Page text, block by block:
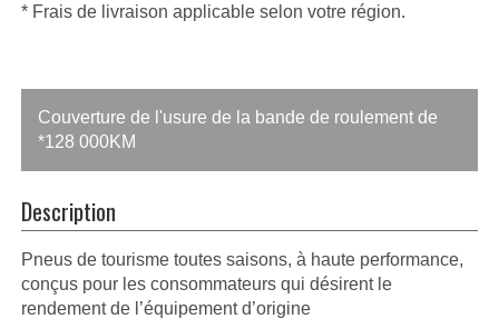
* Frais de livraison applicable selon votre région.
Couverture de l'usure de la bande de roulement de
*128 000KM
Description
Pneus de tourisme toutes saisons, à haute performance,
conçus pour les consommateurs qui désirent le
rendement de l’équipement d’origine